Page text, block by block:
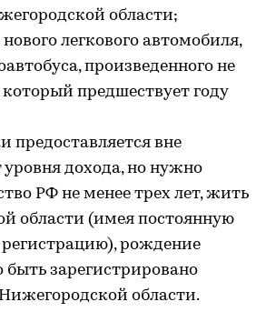
области;
легкового автомобиля,
произведенного не
который предшествует году
предоставляется вне
дохода, но нужно
РФ не менее трех лет, жить
области (имея постоянную
рождение
зарегистрировано
области.